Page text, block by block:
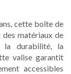
cette boîte de
matériaux de
la durabilité, la
valise garantit
accessibles